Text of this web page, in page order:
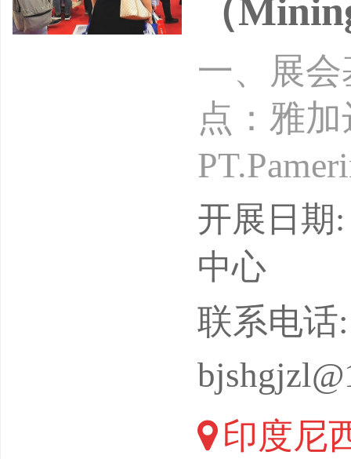
（
一、展会
点：雅
中国区
展咨询
办23届
盛会。
万-5万平
规模：专
开展日期
中心
联系电话
印度尼